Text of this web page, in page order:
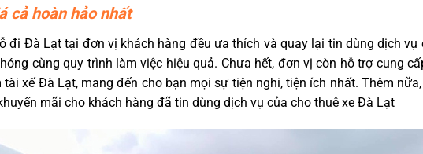
cả hoàn hảo nhất
đi Đà Lạt tại đơn vị khách hàng đều ưa thích và quay lại tin dùng dịch vụ
cùng quy trình làm việc hiệu quả. Chưa hết, đơn vị còn hỗ trợ cung
xế Đà Lạt, mang đến cho bạn mọi sự tiện nghi, tiện ích nhất. Thêm
mãi cho khách hàng đã tin dùng dịch vụ của cho thuê xe Đà Lạt